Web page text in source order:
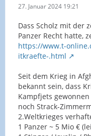
27. Januar 2024 19:21
Dass Scholz mit der
Panzer Recht hatte,
https://www.t-
itkraefte-.html
Seit dem Krieg in
bekannt sein, dass
Kampfjets
noch Strack-
2.Weltkrieges
1 Panzer ~ 5 Mio €